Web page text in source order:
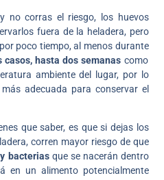
no corras el riesgo, los huevos
fuera de la heladera, pero
poco tiempo, al menos durante
hasta dos semanas como
ambiente del lugar, por lo
adecuada para conservar el
que saber, es que si dejas los
corren mayor riesgo de que
bacteriasque se nacerán dentro
en un alimento potencialmente